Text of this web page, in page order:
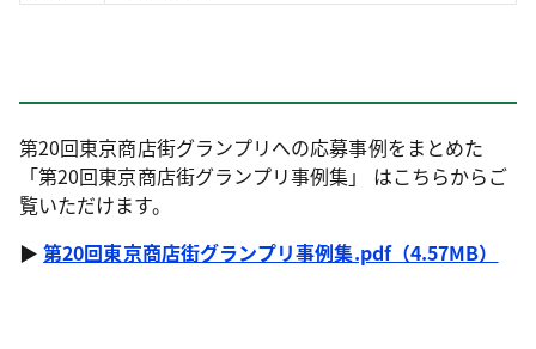
第20回東京商店街グランプリへの応募事例をまとめた
「第20回東京商店街グランプリ事例集」 はこちらからご
覧いただけます。
▶︎第20回東京商店街グランプリ事例集.pdf（4.57MB）